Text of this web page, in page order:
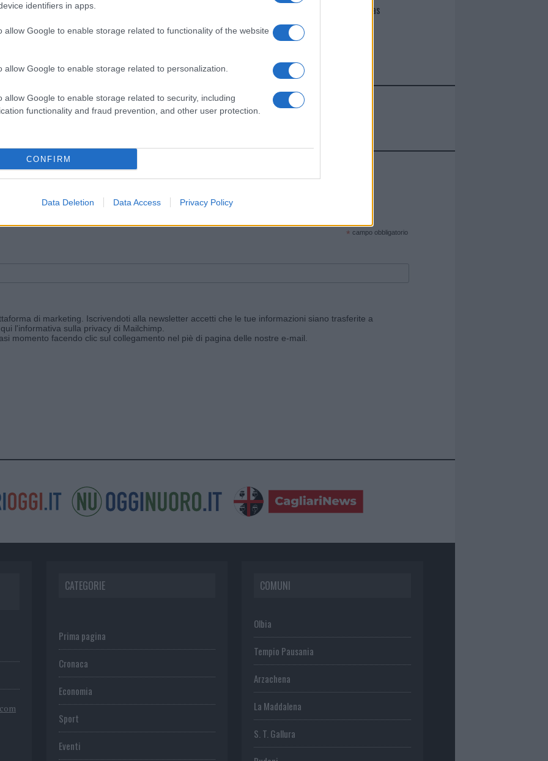
identifiers in apps.
allow Google to enable storage related to functionality of the website
allow Google to enable storage related to personalization.
allow Google to enable storage related to security, including
functionality and fraud prevention, and other user protection.
CONFIRM
Data Deletion Data Access Privacy Policy
Giovannimaria Cabras
Invia un Comunicato Stampa|Pubblicità|Segnala
e ricevi le nostre email periodiche contenenti le ultime notizie pubblicate sul sito web!
* campo obbligatorio
di marketing. Iscrivendoti alla newsletter accetti che le tue informazioni siano trasferite a
l'informativa sulla privacy di Mailchimp
momento facendo clic sul collegamento nel piè di pagina delle nostre e-mail.
CATEGORIE
Prima pagina
Cronaca
Economia
Sport
Eventi
COMUNI
Olbia
Tempio Pausania
Arzachena
La Maddalena
S. T. Gallura